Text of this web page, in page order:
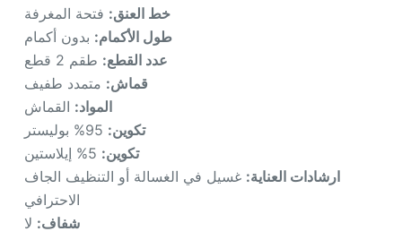
خط العنق: فتحة المغرفة
طول الأكمام: بدون أكمام
عدد القطع: طقم 2 قطع
قماش: متمدد طفيف
المواد: القماش
تكوين:
تكوين:
ارشادات العناية: غسيل في الغسالة أو التنظيف الجاف
الاحترافي
شفاف: لا